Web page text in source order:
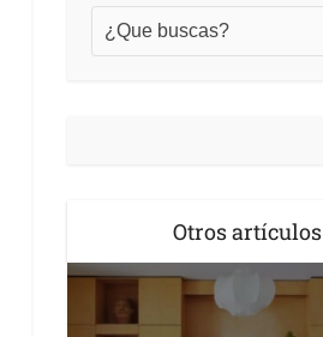
Otros artículos